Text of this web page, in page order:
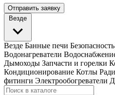
Отправить заявку
Везде
Везде Банные печи
Водонагреватели
Дымоходы Запчасти и горелки
Кондиционирование Котлы
фитинги Электрообогреватели